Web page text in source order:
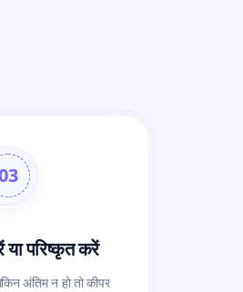
परिष्कृत करें
अंतिम न हो तो कीपर